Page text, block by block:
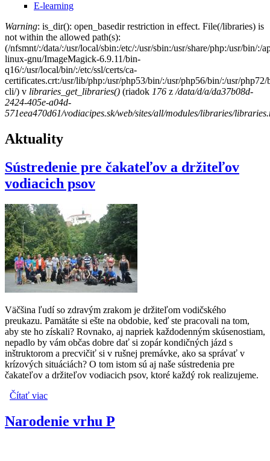
E-learning
Chybová správa
Warning: is_dir(): open_basedir restriction in effect. File(/libraries) is
not within the allowed path(s):
(/nfsmnt/:/data/:/usr/local/sbin:/etc/:/usr/sbin:/usr/share/php:/usr/bin/
linux-gnu/ImageMagick-6.9.11/bin-
q16/:/usr/local/bin/:/etc/ssl/certs/ca-
certificates.crt:/usr/lib/php:/usr/php53/bin/:/usr/php56/bin/:/usr/
cli/) v libraries_get_libraries() (riadok 176 z/data/d/a/da37b08d-
2424-405e-a04d-
571eea470d61/vodiacipes.sk/web/sites/all/modules/libraries/
Aktuality
Sústredenie pre čakateľov a držiteľov
vodiacich psov
Väčšina ľudí so zdravým zrakom je držiteľom vodičského
preukazu. Pamätáte si ešte na obdobie, keď ste pracovali na tom,
aby ste ho získali? Rovnako, aj napriek každodenným skúsenostiam,
nepadlo by vám občas dobre dať si zopár kondičných jázd s
inštruktorom a precvičiť si v rušnej premávke, ako sa správať v
krízových situáciách? O tom istom sú aj naše sústredenia pre
čakateľov a držiteľov vodiacich psov, ktoré každý rok realizujeme.
Čítať viac
Narodenie vrhu P